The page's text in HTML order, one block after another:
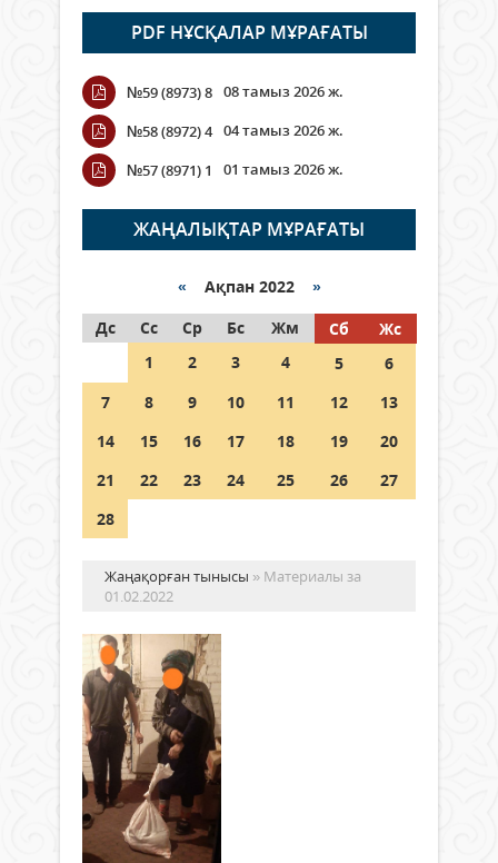
Open Air: Қызылорда облысы
полиция департаменті 20
мыңнан астам көрерменнің
қауіпсіздігін қамтамасыз етті
06 тамыз 2026 ж.
Wi-Fi ҚАБЫРҒА АРҚЫЛЫ ҚАЛАЙ
ӨТЕДІ?
06 тамыз 2026 ж. 276
граждане Казахстана,
05 тамыз 2026 ж. 158
Шетелде жүрген Қазақстан
азаматтары қалай дауыс бере
алады?
PDF НҰСҚАЛАР МҰРАҒАТЫ
№59 (8973) 8 08 тамыз 2026 ж.
№58 (8972) 4 04 тамыз 2026 ж.
№57 (8971) 1
01 тамыз 2026 ж.
ЖАҢАЛЫҚТАР МҰРАҒАТЫ
« Ақпан 2022 »
Дс
Сс Ср Бс Жм Сб
Жс
1
2 3 4 5
6
7
8 9 10 11 12
13
14
15 16 17 18 19
20
21
22 23 24 25 26
27
28
Жаңақорған тынысы » Материалы за
01.02.2022